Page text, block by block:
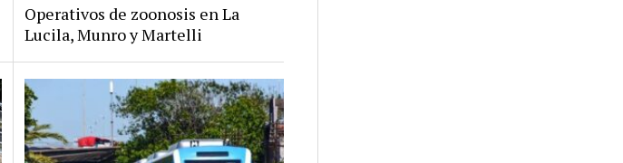
Operativos de zoonosis en La
Lucila, Munro y Martelli